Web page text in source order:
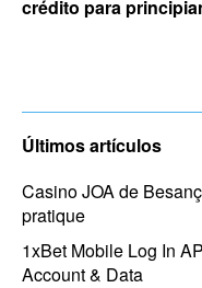
crédito para
Últimos artículos
Casino JOA de
pratique
1xBet Mobile Log In
Account & Data